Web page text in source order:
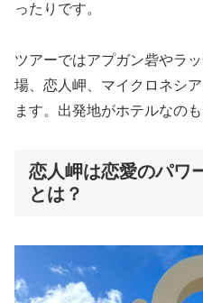
ったりです。
ツアーではアプガン砦やラ
場、恋人岬、マイクロネシ
ます。出発地がホテルなの
恋人岬は恋愛のパワ
とは？